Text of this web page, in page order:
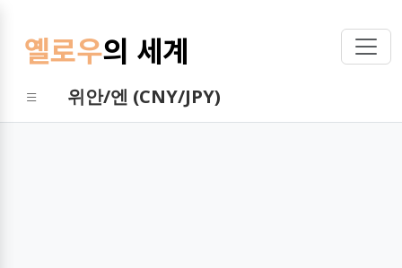
옐로우의 세계
위안/엔 (CNY/JPY)